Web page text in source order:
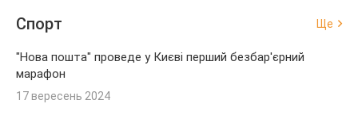
Спорт Ще
"Нова пошта" проведе у Києві перший безбар'єрний
марафон
17 вересень 2024